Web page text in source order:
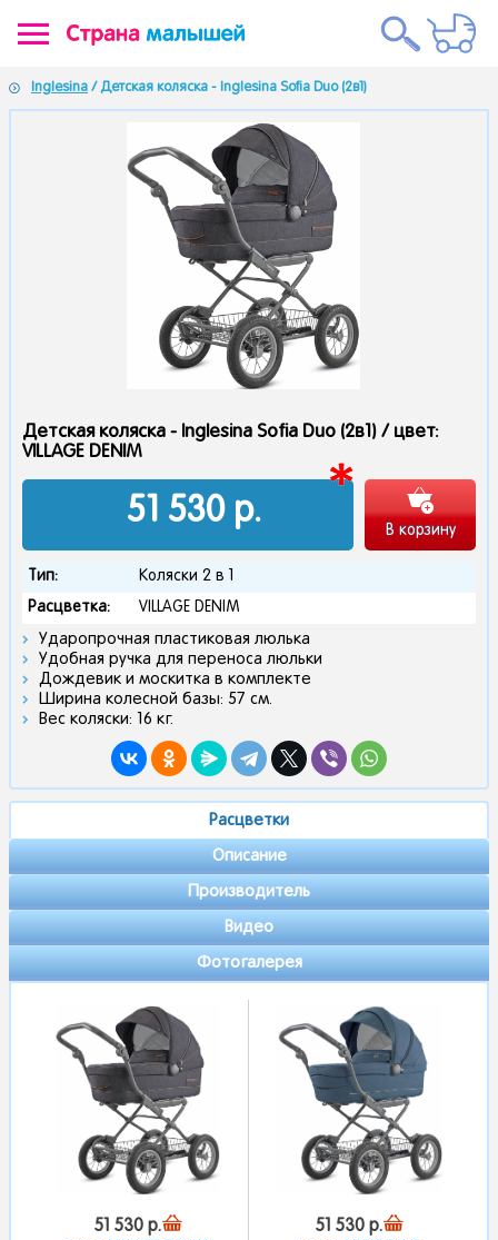
Inglesina / Детская коляска - Inglesina Sofia Duo (2в1)
Детская коляска - Inglesina Sofia Duo (2в1) / цвет:
VILLAGE DENIM
51 530р.
В корзину
Тип: Коляски 2 в 1
Расцветка: VILLAGE DENIM
Ударопрочная пластиковая люлька
Удобная ручка для переноса люльки
Дождевик и москитка в комплекте
Ширина колесной базы: 57 см.
Вес коляски: 16 кг.
Расцветки
Описание
Производитель
Видео
Фотогалерея
51 530 р. 51 530 р.